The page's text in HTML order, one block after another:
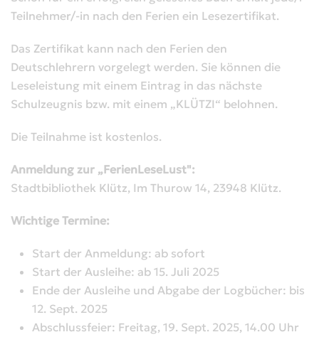
Teilnehmer/-in nach den Ferien ein Lesezertifikat.
Das Zertifikat kann nach den Ferien den
Deutschlehrern vorgelegt werden. Sie können die
Leseleistung mit einem Eintrag in das nächste
Schulzeugnis bzw. mit einem „KLÜTZI“ belohnen.
Die Teilnahme ist kostenlos.
Anmeldung zur „FerienLeseLust":
Stadtbibliothek Klütz, Im Thurow 14, 23948 Klütz.
Wichtige Termine:
Start der Anmeldung: ab sofort
Start der Ausleihe: ab 15. Juli 2025
Ende der Ausleihe und Abgabe der Logbücher: bis
12. Sept. 2025
Abschlussfeier: Freitag, 19. Sept. 2025, 14.00 Uhr